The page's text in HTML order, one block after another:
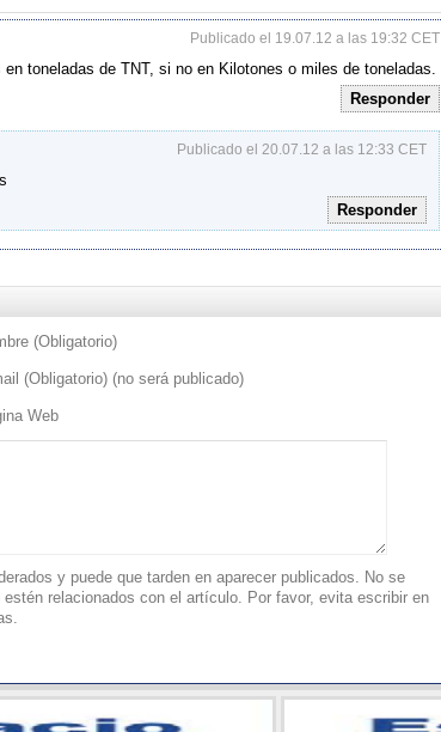
Publicado el 19.07.12 a las 19:32 CET
en toneladas de TNT, si no en Kilotones o miles de toneladas.
Responder
Publicado el 20.07.12 a las 12:33 CET
Responder
(Obligatorio)
(Obligatorio) (no será publicado)
Web
y puede que tarden en aparecer publicados. No se
relacionados con el artículo. Por favor, evita escribir en